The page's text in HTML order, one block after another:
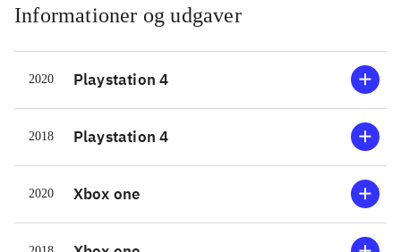
professionel landmand enten i USA
eller Europa ved hjælp af mange
avancerede landbrugsmaskiner.
Spillet har tre forskellige
startmuligheder, som du kan vælge
mellem alt afhængigt af dit kendskab
Informationer og udgaver
2020 Playstation 4
2018 Playstation 4
2020 Xbox one